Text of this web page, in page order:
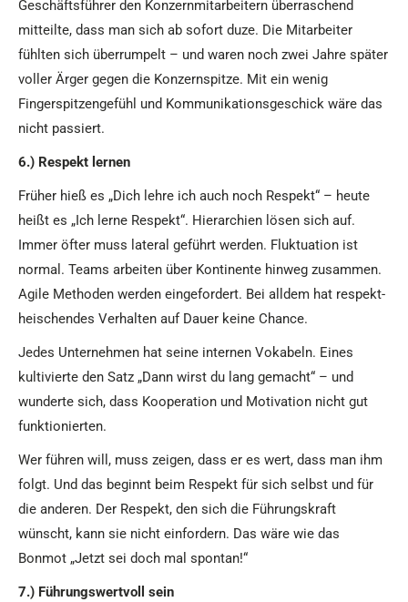
Geschäftsführer den Konzernmitarbeitern überraschend
mitteilte, dass man sich ab sofort duze. Die Mitarbeiter
fühlten sich überrumpelt – und waren noch zwei Jahre später
voller Ärger gegen die Konzernspitze. Mit ein wenig
Fingerspitzengefühl und Kommunikationsgeschick wäre das
nicht passiert.
6.) Respekt lernen
Früher hieß es „Dich lehre ich auch noch Respekt“ – heute
heißt es „Ich lerne Respekt“. Hierarchien lösen sich auf.
Immer öfter muss lateral geführt werden. Fluktuation ist
normal. Teams arbeiten über Kontinente hinweg zusammen.
Agile Methoden werden eingefordert. Bei alldem hat respekt-
heischendes Verhalten auf Dauer keine Chance.
Jedes Unternehmen hat seine internen Vokabeln. Eines
kultivierte den Satz „Dann wirst du lang gemacht“ – und
wunderte sich, dass Kooperation und Motivation nicht gut
funktionierten.
Wer führen will, muss zeigen, dass er es wert, dass man ihm
folgt. Und das beginnt beim Respekt für sich selbst und für
die anderen. Der Respekt, den sich die Führungskraft
wünscht, kann sie nicht einfordern. Das wäre wie das
Bonmot „Jetzt sei doch mal spontan!“
7.) Führungswertvoll sein